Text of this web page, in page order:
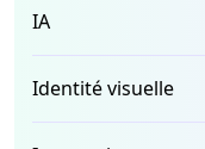
IA
Identité visuelle